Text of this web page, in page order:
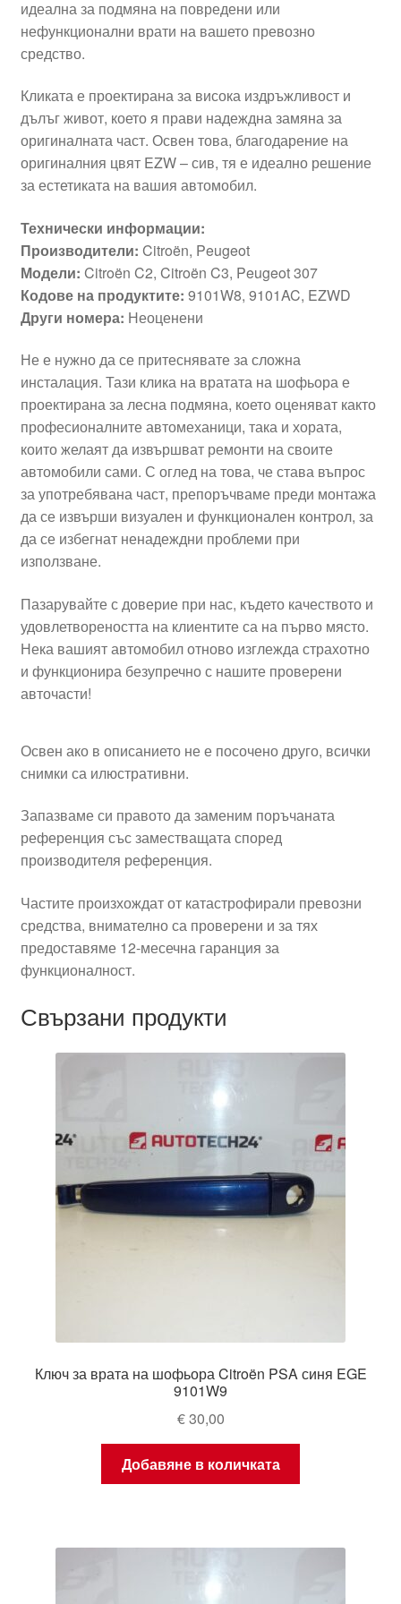
идеална за подмяна на повредени или
нефункционални врати на вашето превозно
средство.
Кликата е проектирана за висока издръжливост и
дълъг живот, което я прави надеждна замяна за
оригиналната част. Освен това, благодарение на
оригиналния цвят EZW – сив, тя е идеално решение
за естетиката на вашия автомобил.
Технически информации:
Производители: Citroën, Peugeot
Модели: Citroën C2, Citroën C3, Peugeot 307
Кодове на продуктите: 9101W8, 9101AC, EZWD
Други номера: Неоценени
Не е нужно да се притеснявате за сложна
инсталация. Тази клика на вратата на шофьора е
проектирана за лесна подмяна, което оценяват както
професионалните автомеханици, така и хората,
които желаят да извършват ремонти на своите
автомобили сами. С оглед на това, че става въпрос
за употребявана част, препоръчваме преди монтажа
да се извърши визуален и функционален контрол, за
да се избегнат ненадеждни проблеми при
използване.
Пазарувайте с доверие при нас, където качеството и
удовлетвореността на клиентите са на първо място.
Нека вашият автомобил отново изглежда страхотно
и функционира безупречно с нашите проверени
авточасти!
Освен ако в описанието не е посочено друго, всички
снимки са илюстративни.
Запазваме си правото да заменим поръчаната
референция със заместващата според
производителя референция.
Частите произхождат от катастрофирали превозни
средства, внимателно са проверени и за тях
предоставяме 12-месечна гаранция за
функционалност.
Свързани продукти
Ключ за врата на шофьора Citroën PSA синя EGE
9101W9
€30,00
Добавяне в количката